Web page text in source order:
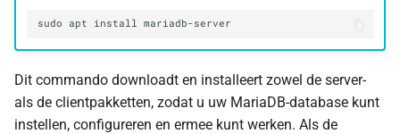
sudo apt install
Dit commando downloadt en installeert zowel de server-
als de clientpakketten, zodat u uw MariaDB-database kunt
instellen, configureren en ermee kunt werken. Als de